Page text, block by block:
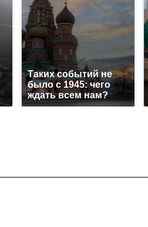
Таких событий не
было с 1945: чего
ждать всем нам?